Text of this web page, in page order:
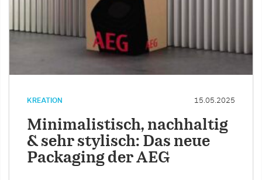
KREATION 15.05.2025
Minimalistisch, nachhaltig
& sehr stylisch: Das neue
Packaging der AEG